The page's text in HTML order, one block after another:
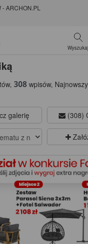
ARCHON.PL
Wyszukaj
308 wpisów,
galerię
(308)